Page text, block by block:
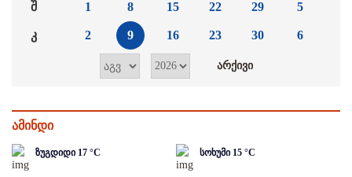
შ
კ
1
2
8
9
15
16
22
23
29
30
5
6
ამინდი
ზუგდიდი 17 °C სოხუმი 15 °C